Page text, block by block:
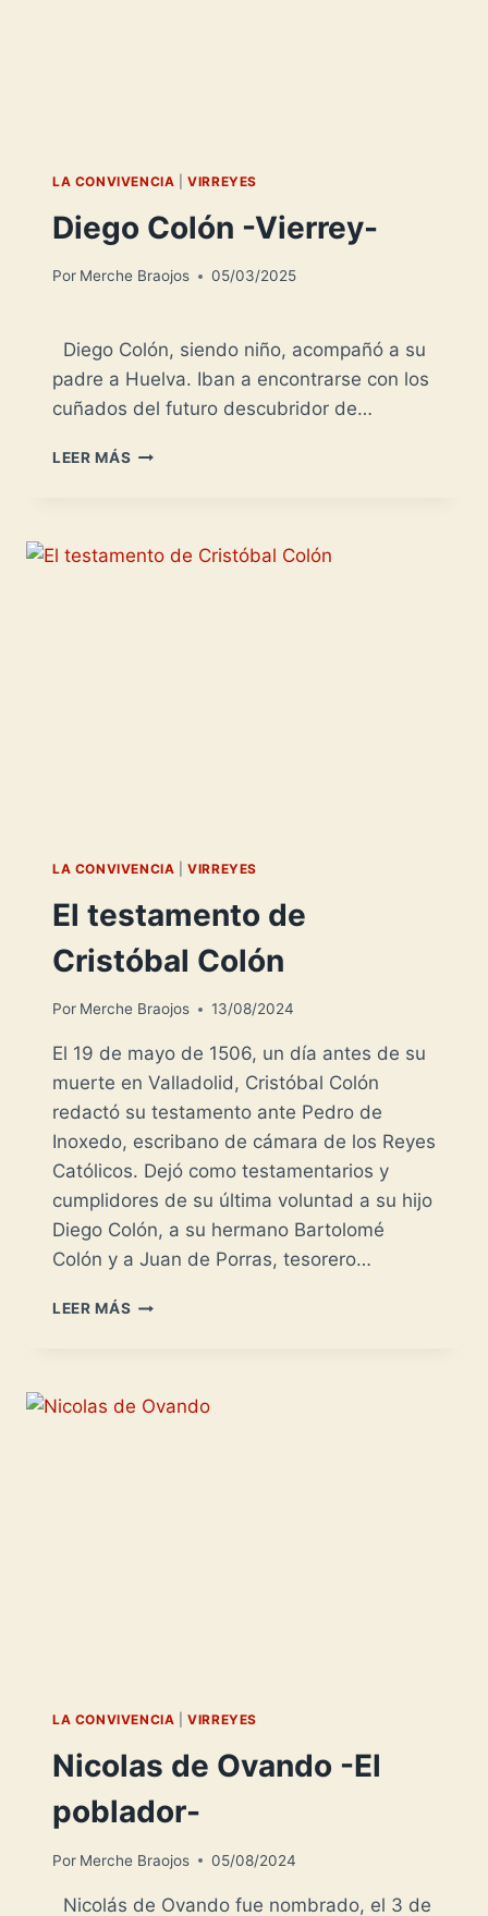
LA CONVIVENCIA |VIRREYES
Diego Colón -Vierrey-
Por Merche Braojos 05/03/2025
Diego Colón, siendo niño, acompañó a su
padre a Huelva. Iban a encontrarse con los
cuñados del futuro descubridor de…
LEER MÁS DIEGO
LA CONVIVENCIA |VIRREYES
El testamento de
Cristóbal Colón
Por Merche Braojos 13/08/2024
El 19 de mayo de 1506, un día antes de su
muerte en Valladolid, Cristóbal Colón
redactó su testamento ante Pedro de
Inoxedo, escribano de cámara de los Reyes
Católicos. Dejó como testamentarios y
cumplidores de su última voluntad a su hijo
Diego Colón, a su hermano Bartolomé
Colón y a Juan de Porras, tesorero…
LEER MÁS EL
COLÓN
LA CONVIVENCIA |VIRREYES
Nicolas de Ovando -El
poblador-
Por Merche Braojos 05/08/2024
Nicolás de Ovando fue nombrado, el 3 de